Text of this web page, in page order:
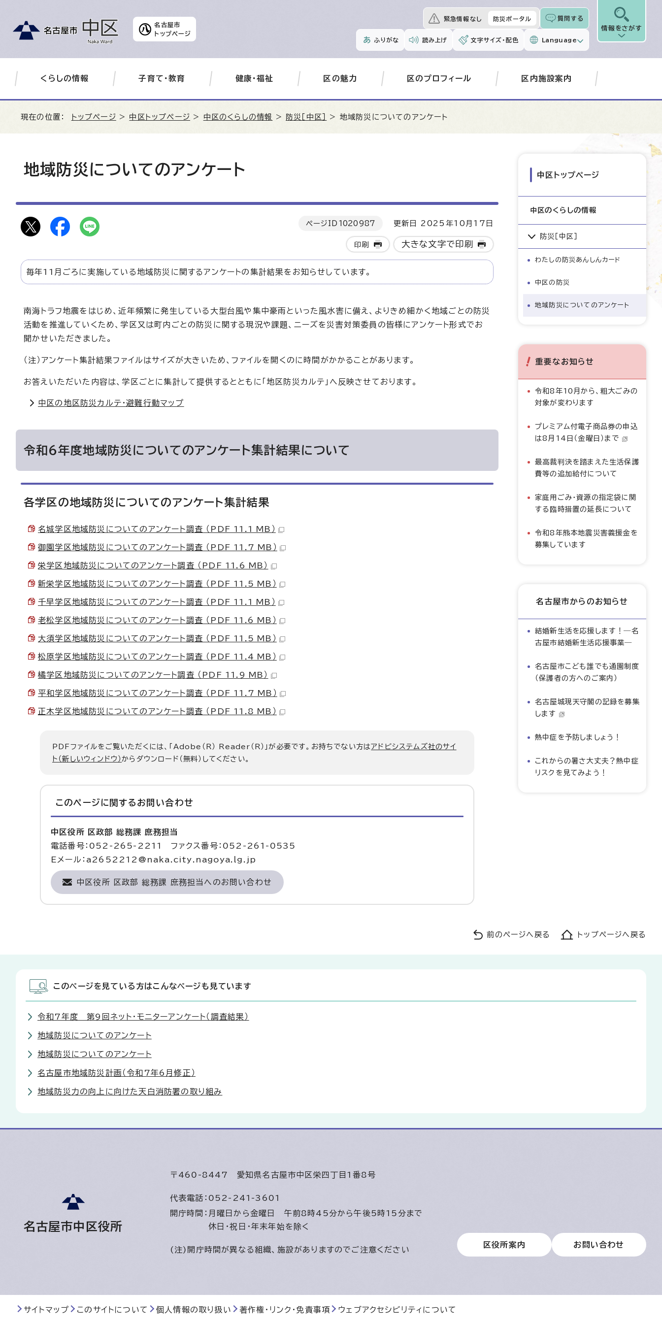
名古屋市
トップページ
緊急情報なし 防災ポータル 質問する
ふりがな 読み上げ 文字サイズ・配色 Language
情報をさがす
くらしの情報 子育て・教育 健康・福祉 区の魅力 区のプロフィール 区内施設案内
現在の位置： トップページ > 中区トップページ > 中区のくらしの情報 > 防災［中区］ > 地域防災についてのアンケート
地域防災についてのアンケート
ページID 1020987 更新日 2025年10月17日
印刷 大きな文字で印刷
毎年11月ごろに実施している地域防災に関するアンケートの集計結果をお知らせしています。
南海トラフ地震をはじめ、近年頻繁に発生している大型台風や集中豪雨といった風水害に備え、よりきめ細かく地域ごとの防災
活動を推進していくため、学区又は町内ごとの防災に関する現況や課題、ニーズを災害対策委員の皆様にアンケート形式でお
聞かせいただきました。
（注）アンケート集計結果ファイルはサイズが大きいため、ファイルを開くのに時間がかかることがあります。
お答えいただいた内容は、学区ごとに集計して提供するとともに「地区防災カルテ」へ反映させております。
中区の地区防災カルテ・避難行動マップ
令和6年度地域防災についてのアンケート集計結果について
各学区の地域防災についてのアンケート集計結果
名城学区地域防災についてのアンケート調査 （PDF 11.1 MB）
御園学区地域防災についてのアンケート調査 （PDF 11.7 MB）
栄学区地域防災についてのアンケート調査 （PDF 11.6 MB）
新栄学区地域防災についてのアンケート調査 （PDF 11.5 MB）
千早学区地域防災についてのアンケート調査 （PDF 11.1 MB）
老松学区地域防災についてのアンケート調査 （PDF 11.6 MB）
大須学区地域防災についてのアンケート調査 （PDF 11.5 MB）
松原学区地域防災についてのアンケート調査 （PDF 11.4 MB）
橘学区地域防災についてのアンケート調査 （PDF 11.9 MB）
平和学区地域防災についてのアンケート調査 （PDF 11.7 MB）
正木学区地域防災についてのアンケート調査 （PDF 11.8 MB）
PDFファイルをご覧いただくには、「Adobe（R） Reader（R）」が必要です。お持ちでない方はアドビシステムズ社のサイ
ト（新しいウィンドウ）からダウンロード（無料）してください。
このページに関する お問い合わせ
中区役所 区政部 総務課 庶務担当
電話番号：052-265-2211 ファクス番号：052-261-0535
Eメール：a2652212@naka.city.nagoya.lg.jp
中区役所 区政部 総務課 庶務担当へのお問い合わせ
中区トップページ
中区のくらしの情報
防災［中区］
わたしの防災あんしんカード
中区の防災
地域防災についてのアンケート
重要なお知らせ
令和8年10月から、粗大ごみの
対象が変わります
プレミアム付電子商品券の申込
は8月14日（金曜日）まで
最高裁判決を踏まえた生活保護
費等の追加給付について
家庭用ごみ・資源の指定袋に関
する臨時措置の延長について
令和8年熊本地震災害義援金を
募集しています
名古屋市からのお知らせ
結婚新生活を応援します！―名
古屋市結婚新生活応援事業―
名古屋市こども誰でも通園制度
（保護者の方へのご案内）
名古屋城現天守閣の記録を募集
します
熱中症を予防しましょう！
これからの暑さ大丈夫？熱中症
リスクを見てみよう！
前のページへ戻る トップページへ戻る
このページを見ている方はこんなページも見ています
令和7年度 第9回ネット・モニターアンケート（調査結果）
地域防災についてのアンケート
地域防災についてのアンケート
名古屋市地域防災計画（令和7年6月修正）
地域防災力の向上に向けた天白消防署の取り組み
名古屋市中区役所
〒460-8447 愛知県名古屋市中区栄四丁目1番8号
代表電話： 052-241-3601
開庁時間： 月曜日から金曜日 午前8時45分から午後5時15分まで
休日・祝日・年末年始を除く
(注)開庁時間が異なる組織、施設がありますのでご注意ください
区役所案内 お問い合わせ
サイトマップ このサイトについて 個人情報の取り扱い 著作権・リンク・免責事項 ウェブアクセシビリティについて